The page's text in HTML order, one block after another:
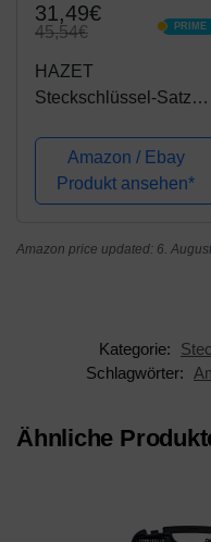
31,49€
45,54€ PRIME
PRIME
HAZET
Steckschlüssel-Satz
Vierkantantrieb, mit
Kunststoffhülse zum
Schutz von Felgen,
Schlüsselweiten für
Amazon / Ebay
Produkt ansehen*
Amazon price updated: 6.
Kategorie:
Schlagwörter:
Ähnliche